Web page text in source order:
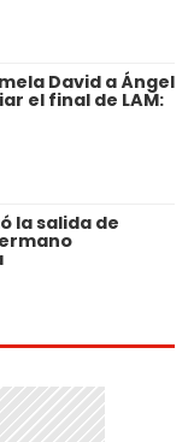
David a Ángel
el final de LAM:
la salida de